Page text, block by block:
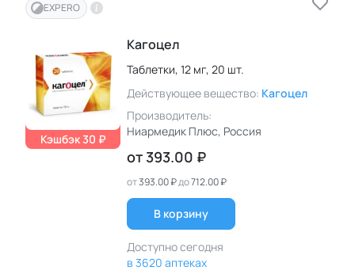
EXPERO
Кэшбэк 30 ₽
Кагоцел
Таблетки, 12 мг, 20 шт.
Действующее вещество: Кагоцел
Производитель:
Ниармедик Плюс, Россия
от 393.00 ₽
от393.00 ₽до712.00 ₽
В корзину
Доступно сегодня
в 3620 аптеках